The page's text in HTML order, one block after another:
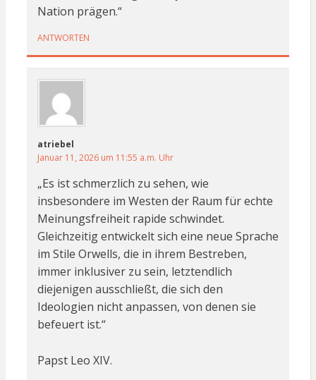
Nation prägen.“
ANTWORTEN
atriebel
Januar 11, 2026 um 11:55 a.m. Uhr
„Es ist schmerzlich zu sehen, wie
insbesondere im Westen der Raum für echte
Meinungsfreiheit rapide schwindet.
Gleichzeitig entwickelt sich eine neue Sprache
im Stile Orwells, die in ihrem Bestreben,
immer inklusiver zu sein, letztendlich
diejenigen ausschließt, die sich den
Ideologien nicht anpassen, von denen sie
befeuert ist.“
Papst Leo XIV.